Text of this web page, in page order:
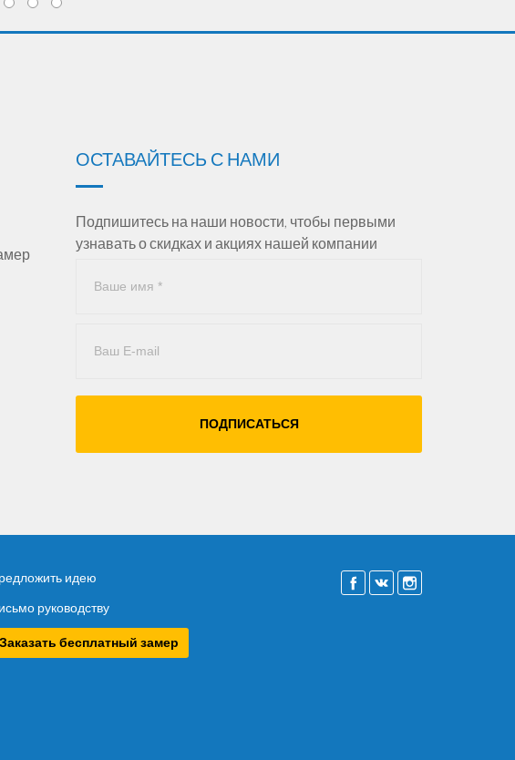
ОСТАВАЙТЕСЬ С НАМИ
Подпишитесь на наши новости, чтобы первыми
узнавать о скидках и акциях нашей компании
ПОДПИСАТЬСЯ
идею
руководству
Заказать бесплатный замер